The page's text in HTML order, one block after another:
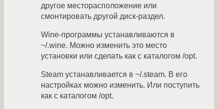
другое месторасположение или
смонтировать другой диск-раздел.
Wine-программы устанавливаются в
~/.wine. Можно изменить это место
установки или сделать как с каталогом /opt.
Steam устанавливается в ~/.steam. В его
настройках можно изменить. Или поступить
как с каталогом /opt.